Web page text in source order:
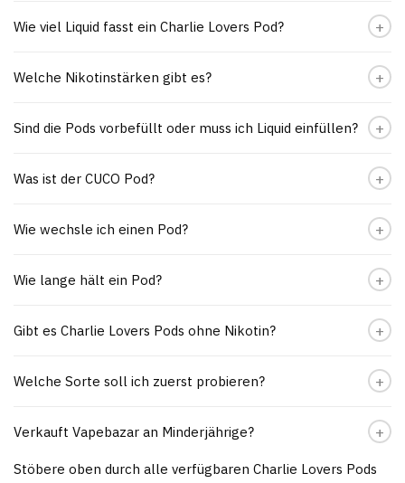
Wie viel Liquid fasst ein Charlie Lovers Pod?
Welche Nikotinstärken gibt es?
Sind die Pods vorbefüllt oder muss ich Liquid einfüllen?
Was ist der CUCO Pod?
Wie wechsle ich einen Pod?
Wie lange hält ein Pod?
Gibt es Charlie Lovers Pods ohne Nikotin?
Welche Sorte soll ich zuerst probieren?
Verkauft Vapebazar an Minderjährige?
Stöbere oben durch alle verfügbaren Charlie Lovers Pods